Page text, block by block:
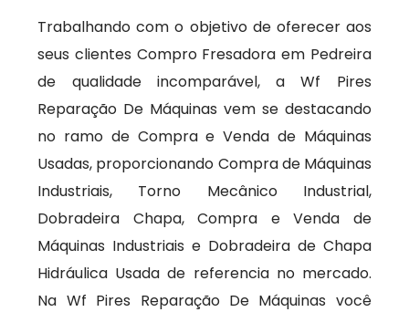
Trabalhando com o objetivo de oferecer aos
seus clientes Compro Fresadora em Pedreira
de qualidade incomparável, a Wf Pires
Reparação De Máquinas vem se destacando
no ramo de Compra e Venda de Máquinas
Usadas, proporcionando Compra de Máquinas
Industriais, Torno Mecânico Industrial,
Dobradeira Chapa, Compra e Venda de
Máquinas Industriais e Dobradeira de Chapa
Hidráulica Usada de referencia no mercado.
Na Wf Pires Reparação De Máquinas você